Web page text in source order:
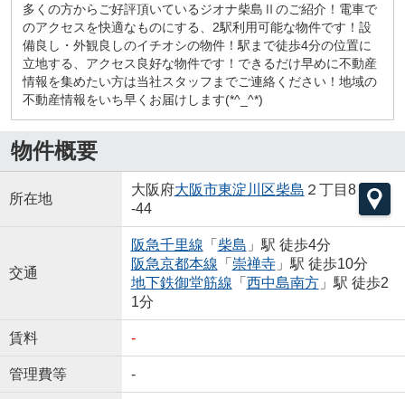
多くの方からご好評頂いているジオナ柴島Ⅱのご紹介！電車で
のアクセスを快適なものにする、2駅利用可能な物件です！設
備良し・外観良しのイチオシの物件！駅まで徒歩4分の位置に
立地する、アクセス良好な物件です！できるだけ早めに不動産
情報を集めたい方は当社スタッフまでご連絡ください！地域の
不動産情報をいち早くお届けします(*^_^*)
物件概要
所在地
大阪府大阪市東淀川区柴島 ２丁目8
-44
交通
阪急千里線 「 柴島 」駅 徒歩4分
阪急京都本線 「 崇禅寺」駅 徒歩10分
地下鉄御堂筋線 「 西中島南方」駅 徒歩2
1分
賃料 -
管理費等 -